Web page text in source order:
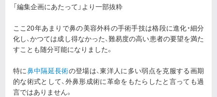
「編集企画にあたって」より一部抜粋
ここ20年あまりで鼻の美容外科の手術手技は格段に進化・細分
化し、かつては成し得なかった、難易度の高い患者の要望を満た
すことも随分可能になりました。
特に鼻中隔延長術の登場は、東洋人に多い弱点を克服する画期
的な術式として、外鼻形成術に革命をもたらしたと言っても過
言ではありません。